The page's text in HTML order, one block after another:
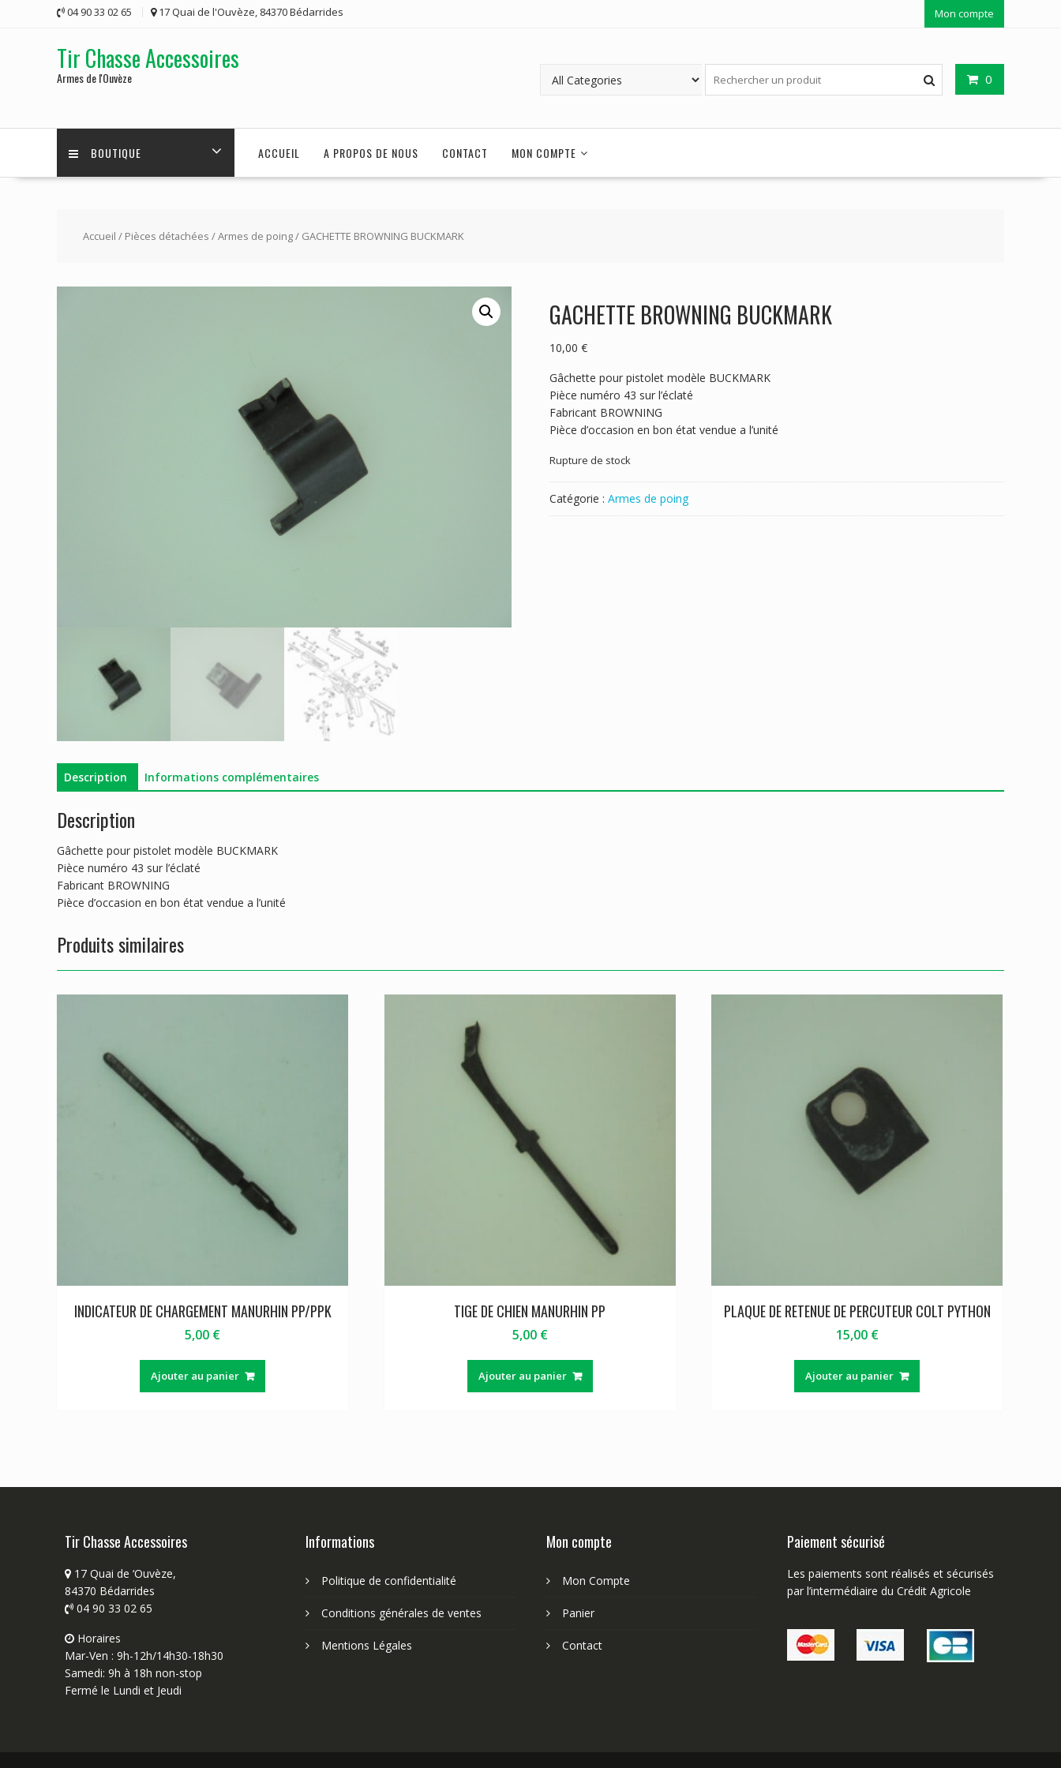
04 90 33 02 65 17 Quai de l'Ouvèze, 84370 Bédarrides Mon compte
Tir Chasse Accessoires
Armes de l'Ouvèze 0
BOUTIQUE ACCUEIL A PROPOS DE NOUS CONTACT MON COMPTE
Accueil / Pièces détachées /Armes de poing/ GACHETTE BROWNING BUCKMARK
GACHETTE BROWNING BUCKMARK
10,00 €
Gâchette pour pistolet modèle BUCKMARK
Pièce numéro 43 sur l’éclaté
Fabricant BROWNING
Pièce d’occasion en bon état vendue a l’unité
Rupture de stock
Catégorie : Armes de poing
Description Informations complémentaires
Description
Gâchette pour pistolet modèle BUCKMARK
Pièce numéro 43 sur l’éclaté
Fabricant BROWNING
Pièce d’occasion en bon état vendue a l’unité
Produits similaires
INDICATEUR DE CHARGEMENT MANURHIN PP/PPK
5,00 €
Ajouter au panier
TIGE DE CHIEN MANURHIN PP
5,00 €
Ajouter au panier
PLAQUE DE RETENUE DE PERCUTEUR COLT PYTHON
15,00 €
Ajouter au panier
Tir Chasse Accessoires
17 Quai de ‘Ouvèze,
84370 Bédarrides
04 90 33 02 65
Horaires
Mar-Ven : 9h-12h/14h30-18h30
Samedi: 9h à 18h non-stop
Fermé le Lundi et Jeudi
Informations
Politique de confidentialité
Conditions générales de ventes
Mentions Légales
Mon compte
Mon Compte
Panier
Contact
Paiement sécurisé
Les paiements sont réalisés et sécurisés
par l’intermédiaire du Crédit Agricole